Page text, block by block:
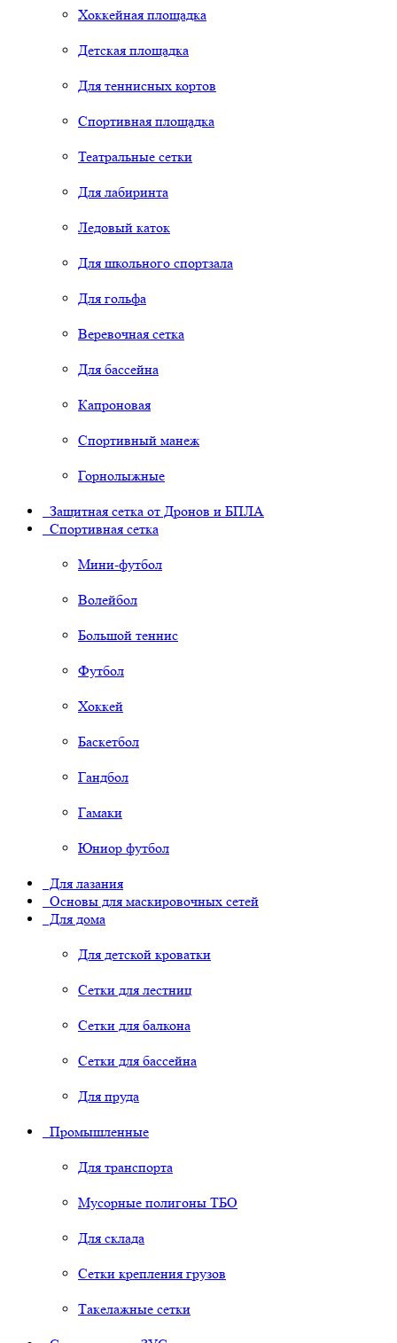
Хоккейная площадка
Детская площадка
Для теннисных кортов
Спортивная площадка
Театральные сетки
Для лабиринта
Ледовый каток
Для школьного спортзала
Для гольфа
Веревочная сетка
Для бассейна
Капроновая
Спортивный манеж
Горнолыжные
Защитная сетка от Дронов и БПЛА
Спортивная сетка
Мини-футбол
Волейбол
Большой теннис
Футбол
Хоккей
Баскетбол
Гандбол
Гамаки
Юниор футбол
Для лазания
Основы для маскировочных сетей
Для дома
Для детской кроватки
Сетки для лестниц
Сетки для балкона
Сетки для бассейна
Для пруда
Промышленные
Для транспорта
Мусорные полигоны ТБО
Для склада
Сетки крепления грузов
Такелажные сетки